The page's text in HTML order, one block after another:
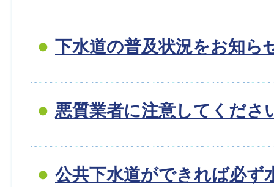
下水道の普及状況をお知ら
悪質業者に注意してくださ
公共下水道ができれば必ず